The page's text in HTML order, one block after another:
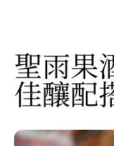
聖雨果
佳釀配